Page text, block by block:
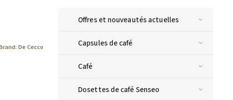
Offres et nouveautés actuelles
Capsules de café
Café
Dosettes de café Senseo
De Cecco